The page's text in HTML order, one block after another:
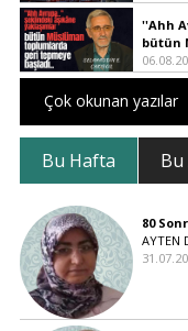
''Ahh
bütün
Çok okunan yazılar
Bu Hafta Bu
80
AYTEN